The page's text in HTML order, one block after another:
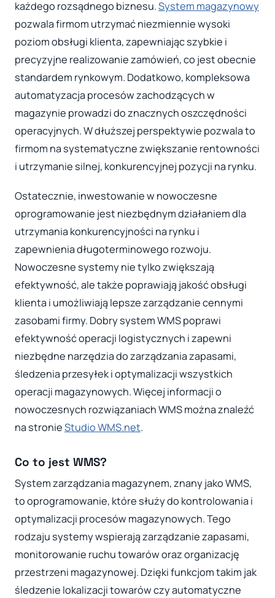
każdego rozsądnego biznesu.System magazynowy
pozwala firmom utrzymać niezmiennie wysoki
poziom obsługi klienta, zapewniając szybkie i
precyzyjne realizowanie zamówień, co jest obecnie
standardem rynkowym. Dodatkowo, kompleksowa
automatyzacja procesów zachodzących w
magazynie prowadzi do znacznych oszczędności
operacyjnych. W dłuższej perspektywie pozwala to
firmom na systematyczne zwiększanie rentowności
i utrzymanie silnej, konkurencyjnej pozycji na rynku.
Ostatecznie, inwestowanie w nowoczesne
oprogramowanie jest niezbędnym działaniem dla
utrzymania konkurencyjności na rynku i
zapewnienia długoterminowego rozwoju.
Nowoczesne systemy nie tylko zwiększają
efektywność, ale także poprawiają jakość obsługi
klienta i umożliwiają lepsze zarządzanie cennymi
zasobami firmy. Dobry system WMS poprawi
efektywność operacji logistycznych i zapewni
niezbędne narzędzia do zarządzania zapasami,
śledzenia przesyłek i optymalizacji wszystkich
operacji magazynowych. Więcej informacji o
nowoczesnych rozwiązaniach WMS można znaleźć
na stronieStudio WMS.net.
Co to jest WMS?
System zarządzania magazynem, znany jako WMS,
to oprogramowanie, które służy do kontrolowania i
optymalizacji procesów magazynowych. Tego
rodzaju systemy wspierają zarządzanie zapasami,
monitorowanie ruchu towarów oraz organizację
przestrzeni magazynowej. Dzięki funkcjom takim jak
śledzenie lokalizacji towarów czy automatyczne